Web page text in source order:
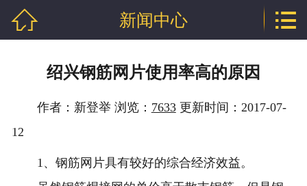
 新闻中心 
绍兴钢筋网片使用率高的原因
作者：新登举 浏览： 7633更新时间：2017-07-
12
1、钢筋网片具有较好的综合经济效益。